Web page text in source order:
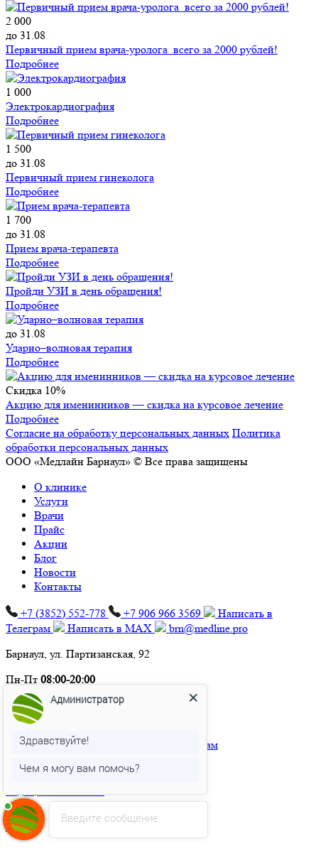
2 000
до 31.08
Первичный прием врача-уролога всего за 2000 рублей!
Подробнее
1 000
Электрокардиография
Подробнее
1 500
до 31.08
Первичный прием гинеколога
Подробнее
1 700
до 31.08
Прием врача-терапевта
Подробнее
Пройди УЗИ в день обращения!
Подробнее
до 31.08
Ударно–волновая терапия
Подробнее
Скидка 10%
Акцию для именинников — скидка на курсовое лечение
Подробнее
Согласие на обработку персональных данных Политика
обработки персональных данных
ООО «Медлайн Барнаул» © Все права защищены
О клинике
Услуги
Врачи
Прайс
Акции
Блог
Новости
Контакты
+7 (3852) 552‑778
+7 906 966 3569
Написать в
Телеграм
Написать в MAX
brn@medline.pro
Барнаул, ул. Партизанская, 92
Пн-Пт 08:00-20:00
Сб-Вс 08:00-17:00
Мы в соцсетях:
Разработка и продвижение
медицинского сайта
4.26
Введите сообщение
Администратор
Здравствуйте!
Чем я могу вам помочь?